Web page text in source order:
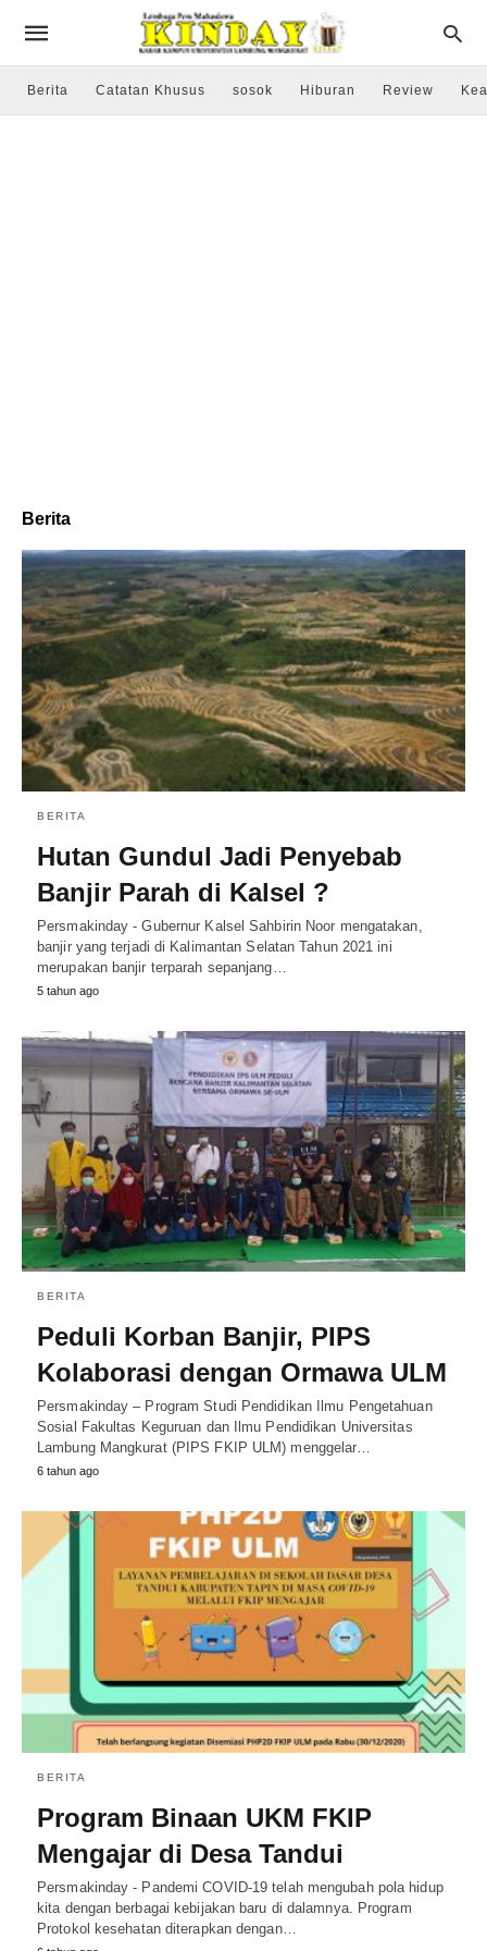
Berita Catatan Khusus sosok Hiburan Review
Berita
BERITA
Hutan Gundul Jadi Penyebab
Banjir Parah di Kalsel ?
Persmakinday - Gubernur Kalsel Sahbirin Noor mengatakan,
banjir yang terjadi di Kalimantan Selatan Tahun 2021 ini
merupakan banjir terparah sepanjang…
5 tahun ago
BERITA
Peduli Korban Banjir, PIPS
Kolaborasi dengan Ormawa ULM
Persmakinday – Program Studi Pendidikan Ilmu Pengetahuan
Sosial Fakultas Keguruan dan Ilmu Pendidikan Universitas
Lambung Mangkurat (PIPS FKIP ULM) menggelar…
6 tahun ago
BERITA
Program Binaan UKM FKIP
Mengajar di Desa Tandui
Persmakinday - Pandemi COVID-19 telah mengubah pola hidup
kita dengan berbagai kebijakan baru di dalamnya. Program
Protokol kesehatan diterapkan dengan…